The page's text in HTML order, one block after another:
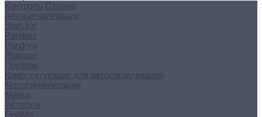
Контроль Охрана
Автосигнализации
StarLine
Pandect
Pandora
Pharaon
Призрак
Комплектующие для автосигнализаций
Мотосигнализации
Маяки
Автофон
FindMe